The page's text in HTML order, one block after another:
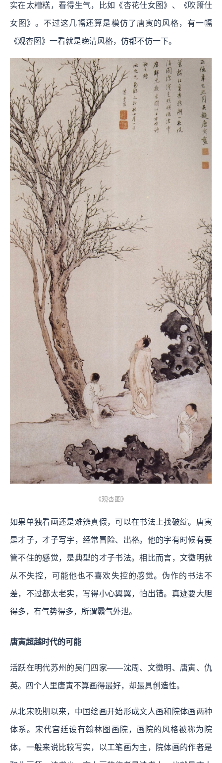
实在太糟糕，看得生气，比如《杏花仕女图》、《吹箫仕
女图》。不过这几幅还算是模仿了唐寅的风格，有一幅
《观杏图》一看就是晚清风格，仿都不仿一下。
《观杏图》
如果单独看画还是难辨真假，可以在书法上找破绽。唐寅
是才子，才子写字，经常冒险、出格。他的字有时候有要
管不住的感觉，是典型的才子书法。相比而言，文徵明就
从不失控，可能他也不喜欢失控的感觉。伪作的书法不
差，不过都太老实，写得小心翼翼，怕出错。真迹要大胆
得多，有气势得多，所谓霸气外泄。
唐寅超越时代的可能
活跃在明代苏州的吴门四家——沈周、文徵明、唐寅、仇
英。四个人里唐寅不算画得最好，却最具创造性。
从北宋晚期以来，中国绘画开始形成文人画和院体画两种
体系。宋代宫廷设有翰林图画院，画院的风格被称为院
体，一般来说比较写实，以工笔画为主，院体画的作者是